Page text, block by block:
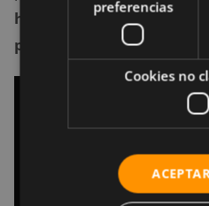
hacer el movimiento de
pierna.
preferencias
Cookies no